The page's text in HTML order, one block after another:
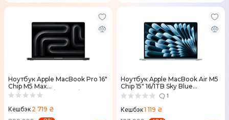
Ноутбук Apple MacBook Pro 16"
Chip M5 Max
18CPU/32GPU/36RAM/2TB
Кешбэк 2 719 ₴
Ноутбук Apple MacBook Air M5
Chip 15" 16/1TB Sky Blue
(MDVT4) 2026 1
Кешбэк1 119 ₴